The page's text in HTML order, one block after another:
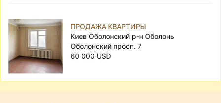
ПРОДАЖА КВАРТИРЫ
Киев Оболонский р-н Оболонь
Оболонский просп. 7
60 000 USD